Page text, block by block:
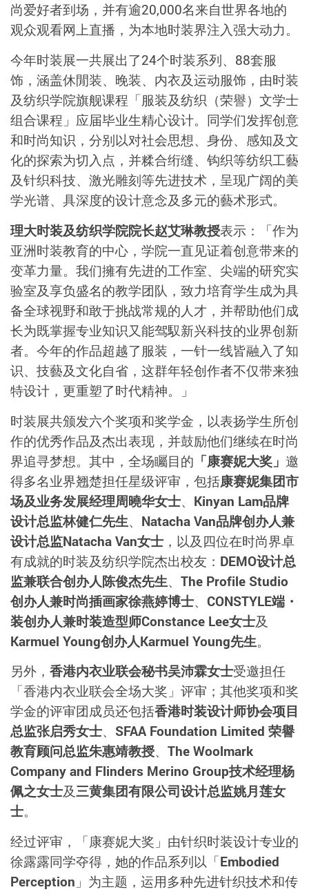
尚爱好者到场，并有逾20,000名来自世界各地的
观众观看网上直播，为本地时装界注入强大动力。
今年时装展一共展出了24个时装系列、 88套服
饰，涵盖休閒装、晚装、内衣及运动服饰，由时装
及纺织学院旗舰课程「服装及纺织（荣譽）文学士
组合课程」应届毕业生精心设计。同学们发挥创意
和时尚知识，分别以对社会思想、身份、感知及文
化的探索为切入点，并糅合绗缝、钩织等纺织工藝
及针织科技、激光雕刻等先进技术，呈现广阔的美
学光谱、具深度的设计意念及多元的藝术形式。
理大时装及纺织学院院长赵艾琳教授表示：「作为
亚洲时装教育的中心，学院一直见证着创意带来的
变革力量。我们擁有先进的工作室、尖端的研究实
验室及享负盛名的教学团队，致力培育学生成为具
备全球视野和敢于挑战常规的人才，并帮助他们成
长为既掌握专业知识又能驾馭新兴科技的业界创新
者。今年的作品超越了服装，一针一线皆融入了知
识、技藝及文化自省，这群年轻创作者不仅带来独
特设计，更重塑了时代精神。」
时装展共颁发六个奖项和奖学金，以表扬学生所创
作的优秀作品及杰出表现，并鼓励他们继续在时尚
界追寻梦想。其中，全场矚目的 「康赛妮大奖」 邀
得多名业界翘楚担任星级评审，包括康赛妮集团市
场及业务发展经理周曉华女士、 Kinyan Lam品牌
设计总监林健仁先生、 Natacha Van品牌创办人兼
设计总监Natacha Van女士 ，以及四位在时尚界卓
有成就的时装及纺织学院杰出校友： DEMO设计总
监兼联合创办人陈俊杰先生、 The Profile Studio
创办人兼时尚插画家徐燕婷博士、 CONSTYLE端・
装创办人兼时装造型师Constance Lee女士及
Karmuel Young创办人Karmuel Young先生。
另外， 香港内衣业联会秘书吴沛霖女士受邀担任
「香港内衣业联会全场大奖」评审；其他奖项和奖
学金的评审团成员还包括香港时装设计师协会项目
总监张启秀女士、 SFAA Foundation Limited 荣譽
教育顾问总监朱惠靖教授、 The Woolmark
Company and Flinders Merino Group技术经理杨
佩之女士及三黄集团有限公司设计总监姚月莲女
士。
经过评审，「康赛妮大奖」由针织时装设计专业的
徐露露同学夺得，她的作品系列以「Embodied
Perception 」为主题，运用多种先进针织技术和传